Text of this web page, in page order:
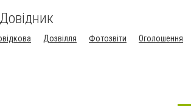
Довідник
Дозвілля Фотозвіти
Оголошення